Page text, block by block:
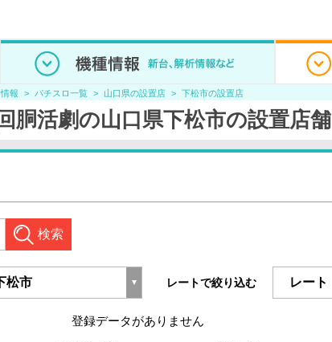
報 パチスロ一覧 山口県の設置店 下松市の設置店
胴活劇の山口県下松市の設置店舗
検索
レートで絞り込む
登録データがありません